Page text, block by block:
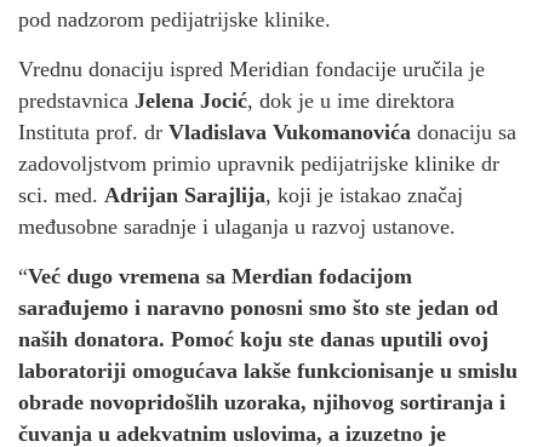
pod nadzorom pedijatrijske klinike.
Vrednu donaciju ispred Meridian fondacije uručila je
predstavnica Jelena Jocić, dok je u ime direktora
Instituta prof. dr Vladislava Vukomanovića donaciju sa
zadovoljstvom primio upravnik pedijatrijske klinike dr
sci. med. Adrijan Sarajlija, koji je istakao značaj
međusobne saradnje i ulaganja u razvoj ustanove.
“Već dugo vremena sa Merdian fodacijom
sarađujemo i naravno ponosni smo što ste jedan od
naših donatora. Pomoć koju ste danas uputili ovoj
laboratoriji omogućava lakše funkcionisanje u smislu
obrade novopridošlih uzoraka, njihovog sortiranja i
čuvanja u adekvatnim uslovima, a izuzetno je